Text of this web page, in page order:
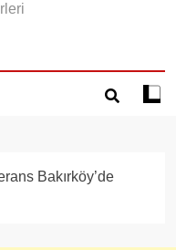
Koyu
Bakırköy’de